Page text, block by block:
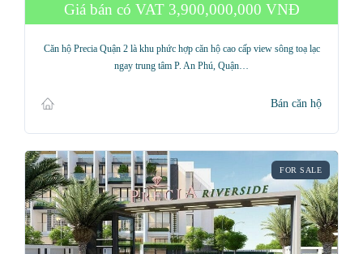
Giá bán có VAT 3,900,000,000 VNĐ
Căn hộ Precia Quận 2 là khu phức hợp căn hộ cao cấp view sông toạ lạc
ngay trung tâm P. An Phú, Quận…
Bán căn hộ
FOR SALE